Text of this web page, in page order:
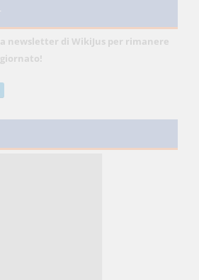
newsletter di WikiJus per rimanere